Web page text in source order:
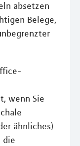
absetzen
Belege,
wenn Sie
ähnliches)
die